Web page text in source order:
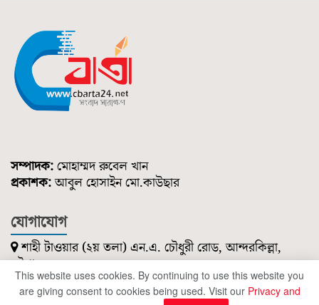
সম্পাদক: মোহাম্মদ রুবেল খান
প্রকাশক:আবুল হোসাইন মো.কাউছার
যোগাযোগ
শাহী টাওয়ার (২য় তলা) এন.এ. চৌধুরী রোড, আন্দরকিল্লা,
চট্টগ্রাম।
০১৮৫১ ২১৪ ৭৪৭
cbartanews@gmail.com
This website uses cookies. By continuing to use this website you
are giving consent to cookies being used. Visit our Privacy and